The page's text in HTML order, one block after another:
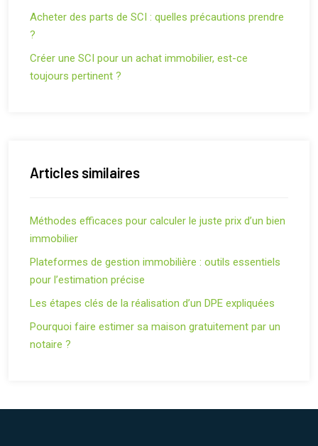
Acheter des parts de SCI : quelles précautions prendre
?
Créer une SCI pour un achat immobilier, est-ce
toujours pertinent ?
Articles similaires
Méthodes efficaces pour calculer le juste prix d’un bien
immobilier
Plateformes de gestion immobilière : outils essentiels
pour l’estimation précise
Les étapes clés de la réalisation d’un DPE expliquées
Pourquoi faire estimer sa maison gratuitement par un
notaire ?